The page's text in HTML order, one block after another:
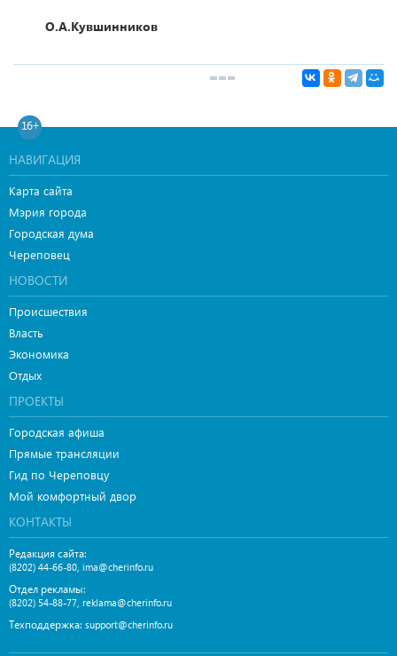
О.А.Кувшинников
16+
НАВИГАЦИЯ
Карта сайта
Мэрия города
Городская дума
Череповец
НОВОСТИ
Происшествия
Власть
Экономика
Отдых
ПРОЕКТЫ
Городская афиша
Прямые трансляции
Гид по Череповцу
Мой комфортный двор
КОНТАКТЫ
Редакция сайта:
(8202) 44-66-80, ima@cherinfo.ru
Отдел рекламы:
(8202) 54-88-77, reklama@cherinfo.ru
Техподдержка: support@cherinfo.ru